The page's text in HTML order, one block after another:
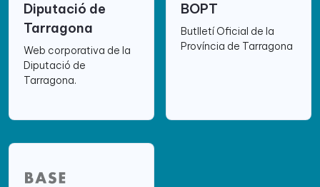
Diputació de
Tarragona
Web corporativa de la
Diputació de
Tarragona.
BOPT
Butlletí Oficial de la
Província de Tarragona